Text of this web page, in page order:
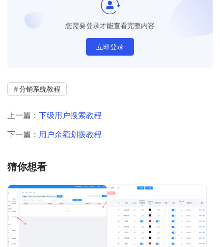
您需要登录才能查看完整内容
立即登录
分销系统教程
上一篇： 下级用户搜索教程
下一篇： 用户余额划拨教程
猜你想看